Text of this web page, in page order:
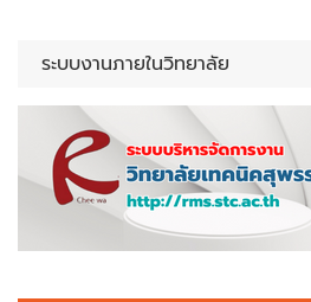
ระบบงานภายในวิทยาลัย